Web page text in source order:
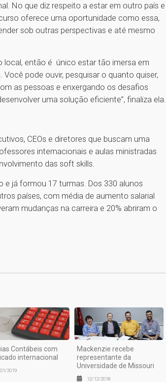
No que diz respeito a estar em outro país e
oferece uma oportunidade como essa,
sob outras perspectivas e até mesmo
local, então é único estar tão imersa em
pode ouvir, pesquisar o quanto quiser,
as pessoas e enxergando os desafios
uma solução eficiente”, finaliza ela.
CEOs e diretores que buscam uma
internacionais e aulas ministradas
das soft skills.
já formou 17 turmas. Dos 330 alunos
países, com média de aumento salarial
mudanças na carreira e 20% abriram o
Contábeis com
internacional
2019
Mackenzie recebe
representante da
Universidade de Missouri
12/12/2018